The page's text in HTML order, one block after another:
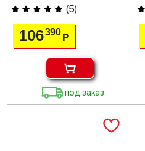
(5)
106390Р
под заказ